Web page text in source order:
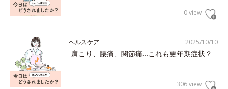
0 view
2025/10/10
ヘルスケア
肩こり、腰痛、関節痛…これも更年期症状？
306 view